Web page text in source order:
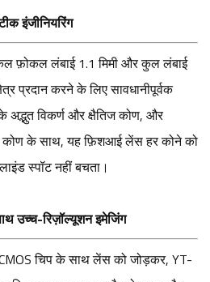
इंजीनियरिंग
फ़ोकल लंबाई 1.1 मिमी और कुल लंबाई
प्रदान करने के लिए सावधानीपूर्वक
अद्भुत विकर्ण और क्षैतिज कोण, और
कोण के साथ, यह फ़िशआई लेंस हर कोने को
स्पॉट नहीं बचता।
उच्च-रिज़ॉल्यूशन इमेजिंग
चिप के साथ लेंस को जोड़कर, YT-